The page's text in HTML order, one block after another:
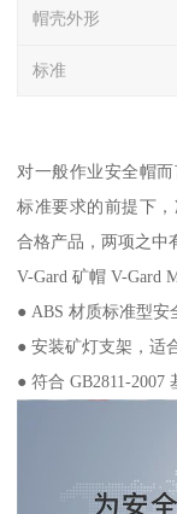
帽壳外形
标准
对一般作业安全帽
标准要求的前提下
合格产品，两项之中
V-Gard 矿帽 V-Gard
● ABS 材质标准型安
● 安装矿灯支架，适
● 符合 GB2811-2007